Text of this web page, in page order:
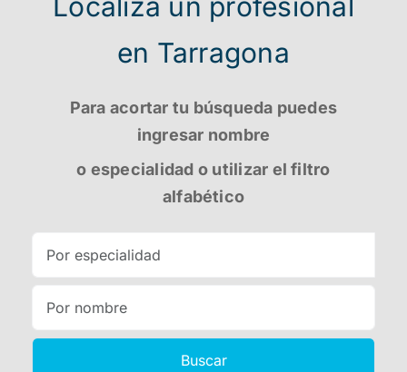
en Tarragona
Para acortar tu búsqueda puedes
ingresar nombre
o especialidad o utilizar el filtro
alfabético
Buscar